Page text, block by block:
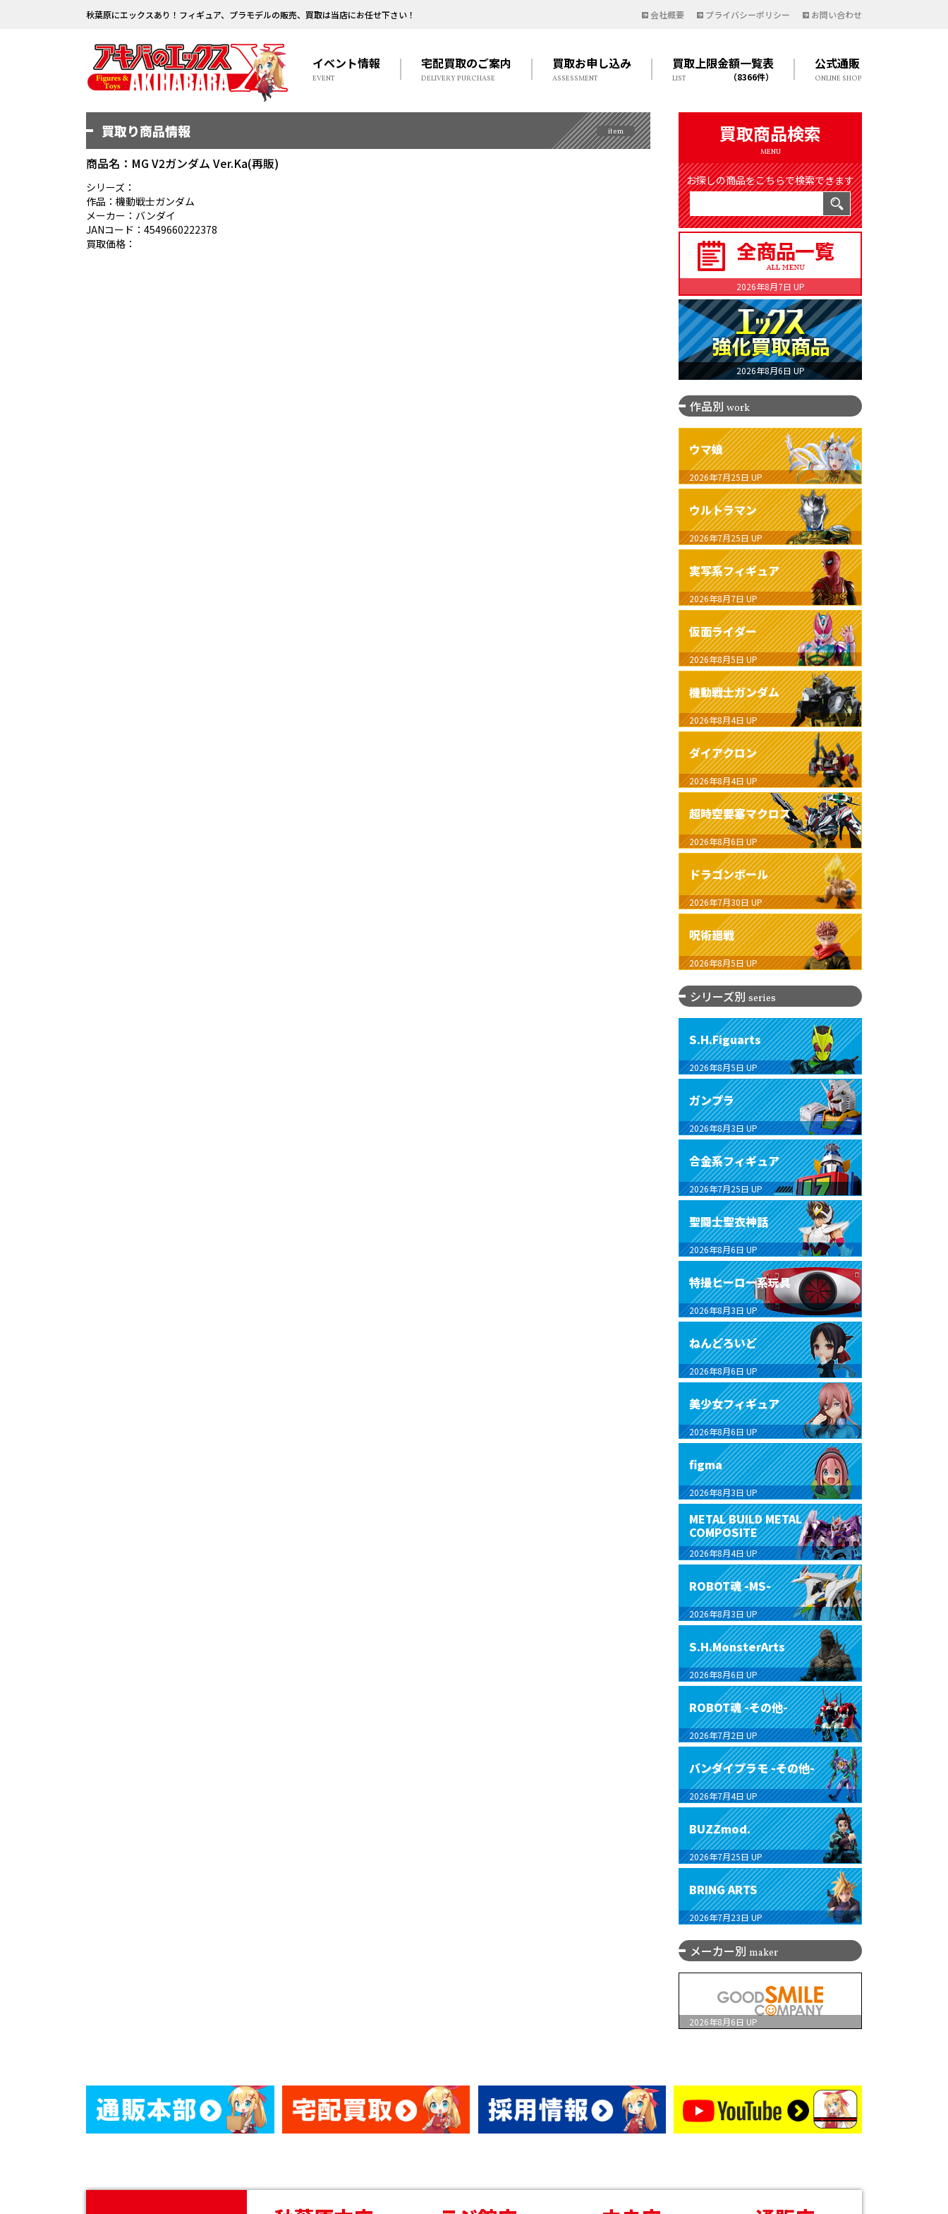
秋葉原にエックスあり！フィギュア、プラモデルの販売、買取は当店にお任せ下さい！ 会社概要 プライバシーポリシー お問い合わせ
イベント情報
EVENT
宅配買取のご案内
DELIVERY PURCHASE
買取お申し込み
ASSESSMENT
買取上限金額一覧表
（8366件）
LIST
公式通販
ONLINE SHOP
買取り商品情報 item
商品名：MG V2ガンダム Ver.Ka(再販)
シリーズ：
作品：機動戦士ガンダム
メーカー：バンダイ
JANコード：4549660222378
買取価格：
買取商品検索
MENU
お探しの商品をこちらで検索できます
2026年8月7日 UP
2026年8月6日 UP
作品別 work
ウマ娘
2026年7月25日 UP
ウルトラマン
2026年7月25日 UP
実写系フィギュア
2026年8月7日 UP
仮面ライダー
2026年8月5日 UP
機動戦士ガンダム
2026年8月4日 UP
ダイアクロン
2026年8月4日 UP
超時空要塞マクロス
2026年8月6日 UP
ドラゴンボール
2026年7月30日 UP
呪術廻戦
2026年8月5日 UP
シリーズ別 series
S.H.Figuarts
2026年8月5日 UP
ガンプラ
2026年8月3日 UP
合金系フィギュア
2026年7月25日 UP
聖闘士聖衣神話
2026年8月6日 UP
特撮ヒーロー系玩具
2026年8月3日 UP
ねんどろいど
2026年8月6日 UP
美少女フィギュア
2026年8月6日 UP
figma
2026年8月3日 UP
METAL BUILD METAL
COMPOSITE
2026年8月4日 UP
ROBOT魂 -MS-
2026年8月3日 UP
S.H.MonsterArts
2026年8月6日 UP
ROBOT魂 -その他-
2026年7月2日 UP
バンダイプラモ -その他-
2026年7月4日 UP
BUZZmod.
2026年7月25日 UP
BRING ARTS
2026年7月23日 UP
メーカー別 maker
2026年8月6日 UP